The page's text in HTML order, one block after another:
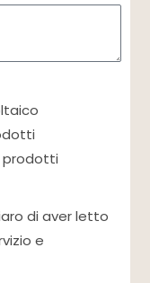
prodotti
di aver letto
e